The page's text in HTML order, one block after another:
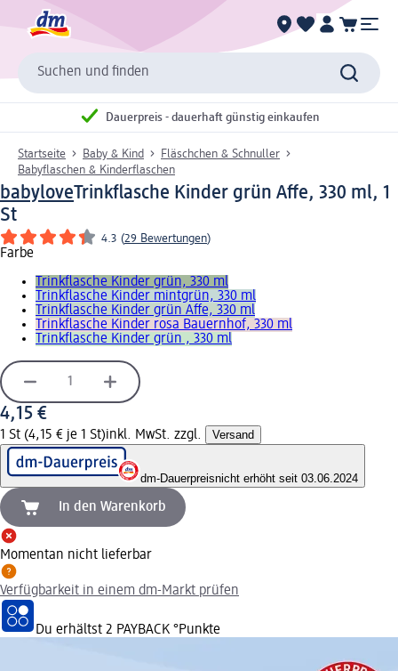
Suchen und finden
Dauerpreis - dauerhaft günstig einkaufen
Startseite Baby & Kind
Fläschchen & Schnuller
Babyflaschen & Kinderflaschen
babyloveTrinkflasche Kinder grün Affe, 330 ml, 1
St
4.3 (29 Bewertungen)
Farbe
Trinkflasche Kinder grün, 330 ml
Trinkflasche Kinder mintgrün, 330 ml
Trinkflasche Kinder grün Affe, 330 ml
Trinkflasche Kinder rosa Bauernhof, 330 ml
Trinkflasche Kinder grün , 330 ml
4,15 €
1 St (4,15 € je 1 St)inkl. MwSt. zzgl. Versand
dm-Dauerpreisnicht erhöht seit 03.06.2024
In den Warenkorb
Momentan nicht lieferbar
Verfügbarkeit in einem dm-Markt prüfen
Du erhältst 2 PAYBACK °Punkte